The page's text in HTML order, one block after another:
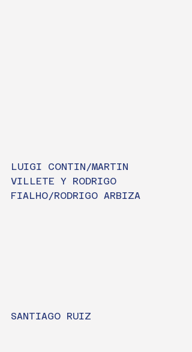
LUIGI CONTIN/MARTIN
VILLETE Y RODRIGO
FIALHO/RODRIGO ARBIZA
SANTIAGO RUIZ